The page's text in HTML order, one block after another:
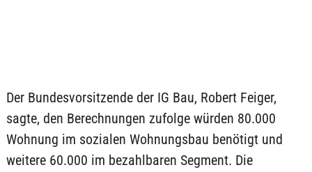
Der Bundesvorsitzende der IG Bau, Robert Feiger,
sagte, den Berechnungen zufolge würden 80.000
Wohnung im sozialen Wohnungsbau benötigt und
weitere 60.000 im bezahlbaren Segment. Die